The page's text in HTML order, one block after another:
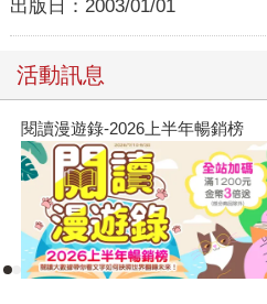
出版日： 2003/01/01
活動訊息
閱讀漫遊錄-2026上半年暢銷榜